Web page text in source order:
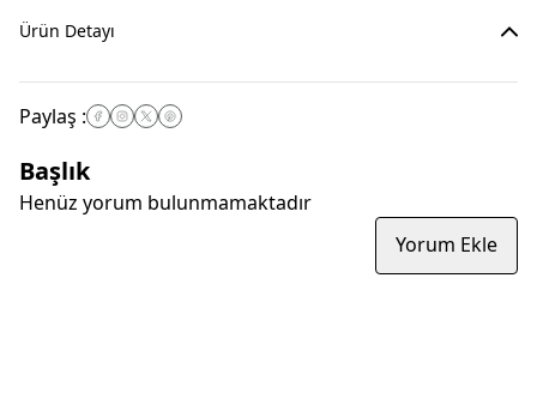
Ürün Detayı
Paylaş :
Başlık
Henüz yorum bulunmamaktadır
Yorum Ekle